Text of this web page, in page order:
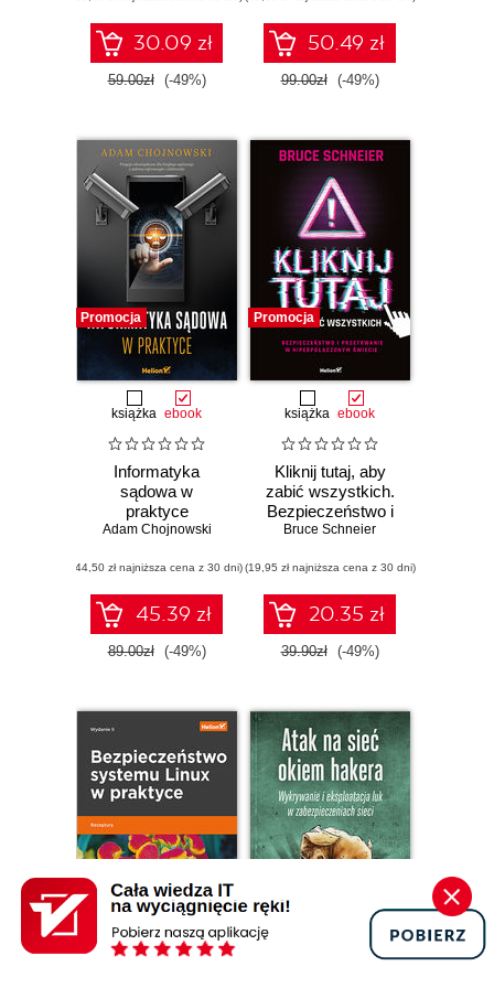
ocalisz swoją
organizację
30.09 zł
59.00zł (-49%)
50.49 zł
99.00zł (-49%)
Promocja
książka ebook
Informatyka
sądowa w
praktyce
Adam Chojnowski
(44,50 zł najniższa cena z 30 dni)
45.39 zł
89.00zł (-49%)
Promocja
książka ebook
Kliknij tutaj, aby
zabić wszystkich.
Bezpieczeństwo i
przetrwanie w
świecie
Bruce Schneier
(19,95 zł najniższa cena z 30 dni)
20.35 zł
39.90zł (-49%)
Promocja